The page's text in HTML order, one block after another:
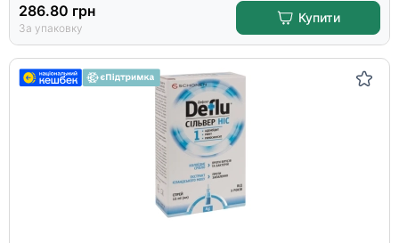
286.80 грн
За упаковку
Купити